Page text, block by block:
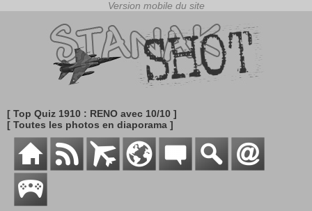
[ Top Quiz 1910 : RENO avec 10/10 ]
[ Toutes les photos en diaporama ]